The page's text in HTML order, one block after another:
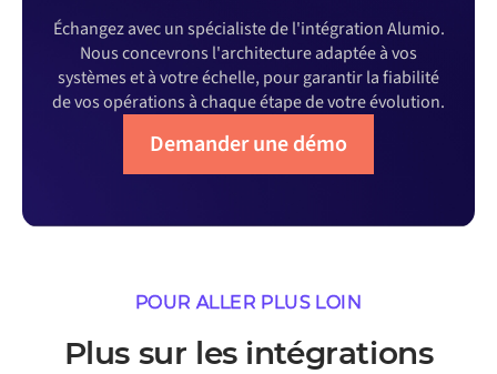
Échangez avec un spécialiste de l'intégration Alumio.
Nous concevrons l'architecture adaptée à vos
systèmes et à votre échelle, pour garantir la fiabilité
de vos opérations à chaque étape de votre évolution.
Demander une démo
POUR ALLER PLUS LOIN
Plus sur les intégrations